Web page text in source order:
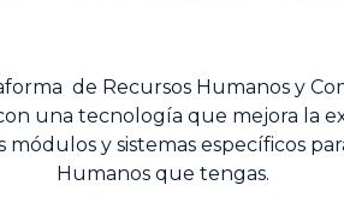
de Recursos Humanos y
una tecnología que mejora la
y sistemas específicos
Humanos que tengas.